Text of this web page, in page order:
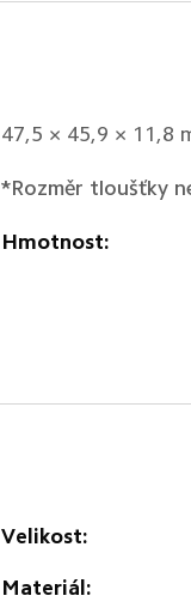
47,5 × 45,9 × 11,8
*Rozměr tloušťky
Hmotnost:
Velikost:
Materiál: